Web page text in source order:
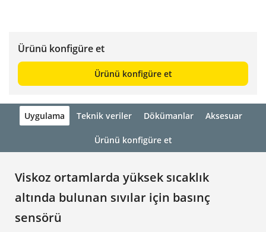
Ürünü konfigüre et
Ürünü konfigüre et
Uygulama Teknik veriler Dökümanlar Aksesuar
Ürünü konfigüre et
Viskoz ortamlarda yüksek sıcaklık
altında bulunan sıvılar için basınç
sensörü